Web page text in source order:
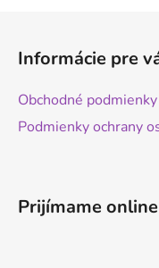
Informácie pre
Obchodné podmienky
Podmienky ochrany
Prijímame